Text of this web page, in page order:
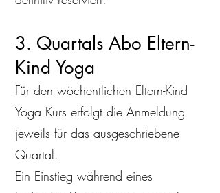
3. Quartals Abo Eltern-
Kind Yoga
Für den wöchentlichen Eltern-Kind
Yoga Kurs erfolgt die Anmeldung
jeweils für das ausgeschriebene
Quartal.
Ein Einstieg während eines